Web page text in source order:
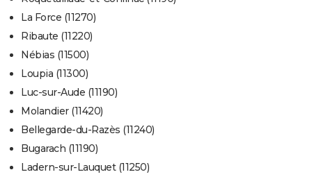
La Force (11270)
Ribaute (11220)
Nébias (11500)
Loupia (11300)
Luc-sur-Aude (11190)
Molandier (11420)
Bellegarde-du-Razès (11240)
Bugarach (11190)
Ladern-sur-Lauquet (11250)